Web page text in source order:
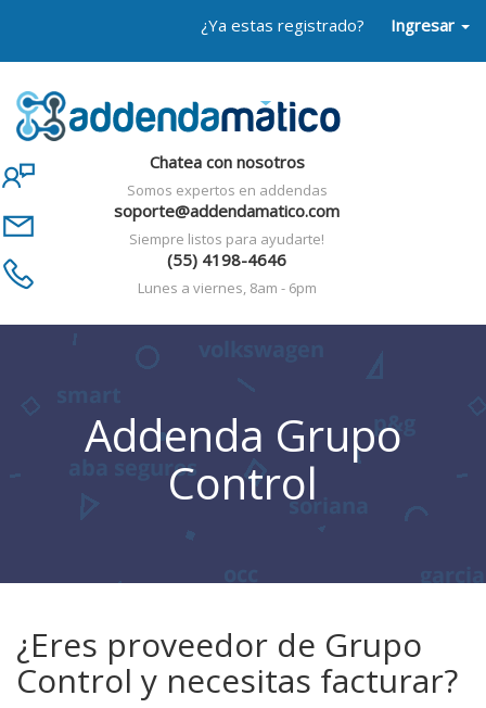
¿Ya estas registrado? Ingresar
Chatea con nosotros
Somos expertos en addendas
soporte@addendamatico.com
Siempre listos para ayudarte!
(55) 4198-4646
Lunes a viernes, 8am - 6pm
Addenda Grupo
Control
¿Eres proveedor de Grupo
Control y necesitas facturar?